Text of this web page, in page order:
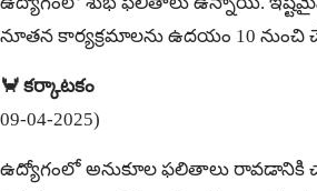
నూతన కార్యక్రమాలను ఉదయం 10 నుంచి
🦀 కర్కాటకం
09-04-2025)
ఉద్యోగంలో అనుకూల ఫలితాలు రావడానికి